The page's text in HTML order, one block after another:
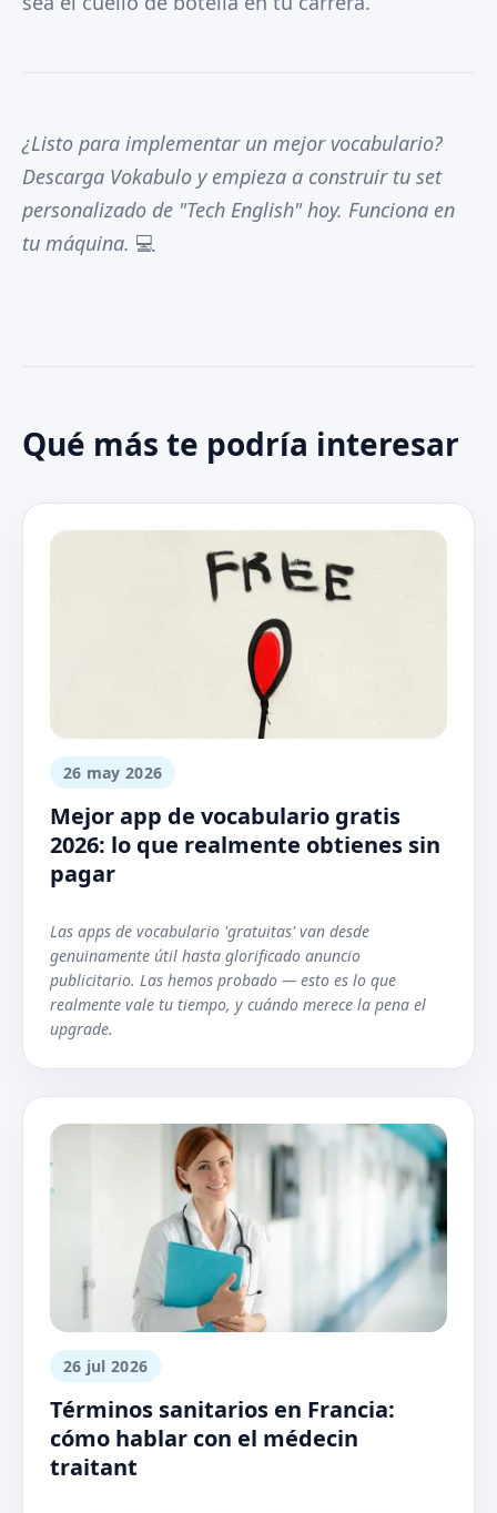
¿Listo para implementar un mejor vocabulario?
Descarga Vokabulo y empieza a construir tu set
personalizado de "Tech English" hoy. Funciona en
tu máquina. 💻
Qué más te podría interesar
26 may 2026
Mejor app de vocabulario gratis
2026: lo que realmente obtienes sin
pagar
Las apps de vocabulario 'gratuitas' van desde
genuinamente útil hasta glorificado anuncio
publicitario. Las hemos probado — esto es lo que
realmente vale tu tiempo, y cuándo merece la pena el
upgrade.
26 jul 2026
Términos sanitarios en Francia:
cómo hablar con el médecin
traitant